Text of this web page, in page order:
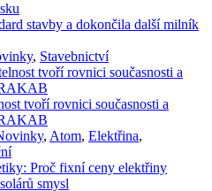
stavby a dokončila další milník
, Stavebnictví
tvoří rovnici současnosti a
, Atom, Elektřina,